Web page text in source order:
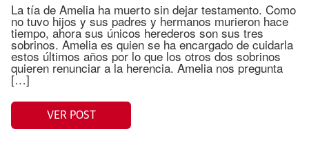
La tía de Amelia ha muerto sin dejar testamento. Como
no tuvo hijos y sus padres y hermanos murieron hace
tiempo, ahora sus únicos herederos son sus tres
sobrinos. Amelia es quien se ha encargado de cuidarla
estos últimos años por lo que los otros dos sobrinos
quieren renunciar a la herencia. Amelia nos pregunta
[…]
VER POST